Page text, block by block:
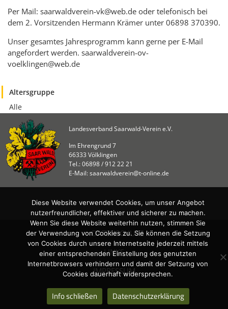
Per Mail: saarwaldverein-vk@web.de oder telefonisch bei
dem 2. Vorsitzenden Hermann Krämer unter 06898 370390.
Unser gesamtes Jahresprogramm kann gerne per E-Mail
angefordert werden. saarwaldverein-ov-
voelklingen@web.de
Altersgruppe
Alle
Landesverband Saarwald-Verein e.V.
Im Ehrengrund 7
66333 Völklingen
Tel.: 06898 / 912 22 21
E-Mail: saarwaldverein@t-online.de
DATENSCHUTZ
LINKS
IMPRESSUM
Diese Website verwendet Cookies, um unser Angebot
nutzerfreundlicher, effektiver und sicherer zu machen.
Wenn Sie diese Website weiterhin nutzen, stimmen Sie
der Verwendung von Cookies zu. Sie können die Setzung
von Cookies durch unsere Internetseite jederzeit mittels
einer entsprechenden Einstellung des genutzten
Internetbrowsers verhindern und damit der Setzung von
Cookies dauerhaft widersprechen.
Info schließen Datenschutzerklärung